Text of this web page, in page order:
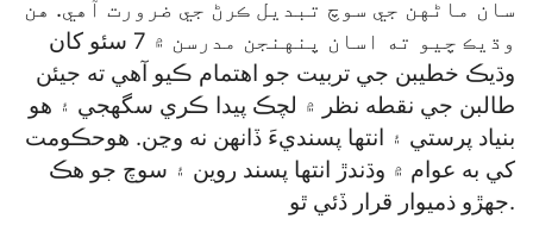
سان ماڻهن جي سوچ تبديل ڪرڻ جي ضرورت آهي. هن
وڌيڪ چيو ته اسان پنهنجن مدرسن ۾ 7 سئو کان
وڌيڪ خطيبن جي تربيت جو اهتمام ڪيو آهي ته جيئن
طالبن جي نقطه نظر ۾ لچڪ پيدا ڪري سگهجي ۽ هو
بنياد پرستي ۽ انتها پسنديءَ ڏانهن نه وڃن. هوحڪومت
کي به عوام ۾ وڌندڙ انتها پسند روين ۽ سوچ جو هڪ
جهڙو ذميوار قرار ڏئي ٿو.